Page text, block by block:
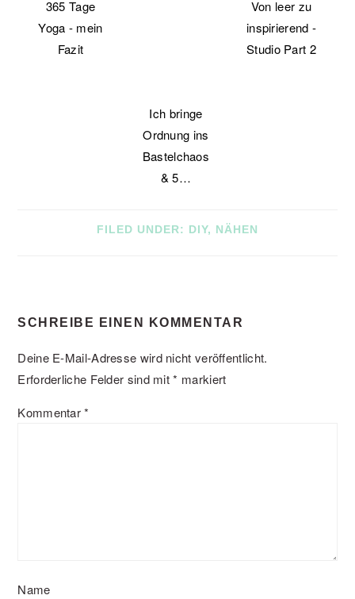
365 Tage
Yoga - mein
Fazit
Ich bringe
Ordnung ins
Bastelchaos
& 5…
Von leer zu
inspirierend -
Studio Part 2
FILED UNDER: DIY, NÄHEN
INTERACTIONS
SCHREIBE EINEN KOMMENTAR
Deine E-Mail-Adresse wird nicht veröffentlicht.
Erforderliche Felder sind mit* markiert
Kommentar*
Name